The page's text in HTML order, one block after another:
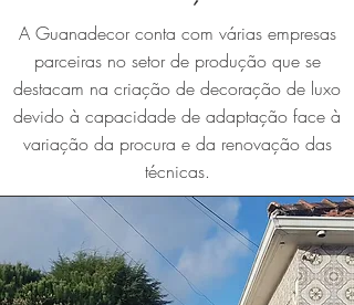
A Guanadecor conta com várias empresas
parceiras no setor de produção que se
destacam na criação de decoração de luxo
devido à capacidade de adaptação face à
variação da procura e da renovação das
técnicas.